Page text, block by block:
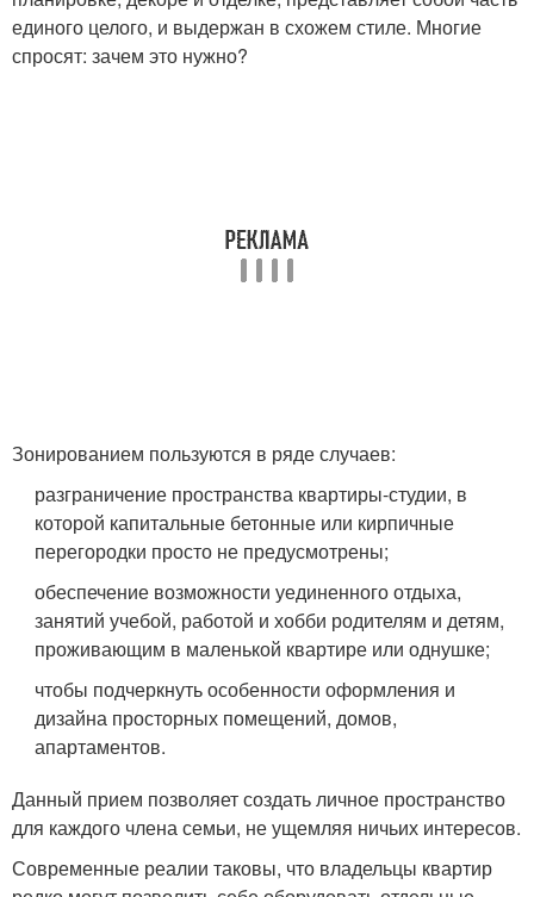
единого целого, и выдержан в схожем стиле. Многие
спросят: зачем это нужно?
Зонированием пользуются в ряде случаев:
разграничение пространства квартиры-студии, в
которой капитальные бетонные или кирпичные
перегородки просто не предусмотрены;
обеспечение возможности уединенного отдыха,
занятий учебой, работой и хобби родителям и детям,
проживающим в маленькой квартире или однушке;
чтобы подчеркнуть особенности оформления и
дизайна просторных помещений, домов,
апартаментов.
Данный прием позволяет создать личное пространство
для каждого члена семьи, не ущемляя ничьих интересов.
Современные реалии таковы, что владельцы квартир